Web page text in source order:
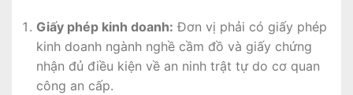
Giấy phép kinh doanh: Đơn vị phải có giấy phép
kinh doanh ngành nghề cầm đồ và giấy chứng
nhận đủ điều kiện về an ninh trật tự do cơ quan
công an cấp.